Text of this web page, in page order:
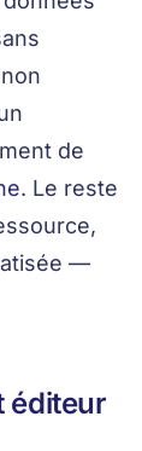
de
. Le reste
—
éditeur